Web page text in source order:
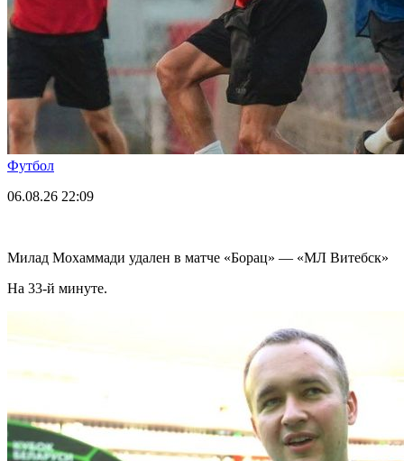
Футбол
06.08.26 22:09
Милад Мохаммади удален в матче «Борац» — «МЛ Витебск»
На 33-й минуте.